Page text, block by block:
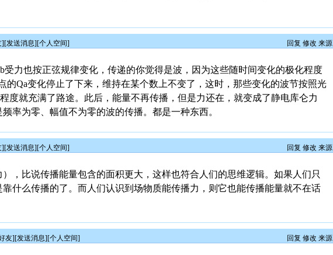
][发送消息][个人空间] 回复 修改 来源
力也按正弦规律变化，传递的你觉得是波，因为这些随时间变化的极化程度
的Qa变化停止了下来，维持在某个数上不变了，这时，那些变化的波节按照光
度就充满了路途。此后，能量不再传播，但是力还在，就变成了静电库仑力
率为零、幅值不为零的波的传播。都是一种东西。
][发送消息][个人空间] 回复 修改 来源
，比说传播能量包含的面积更大，这样也符合人们的思维逻辑。如果人们只
什么传播的了。而人们认识到场物质能传播力，则它也能传播能量就不在话
友][发送消息][个人空间] 回复 修改 来源